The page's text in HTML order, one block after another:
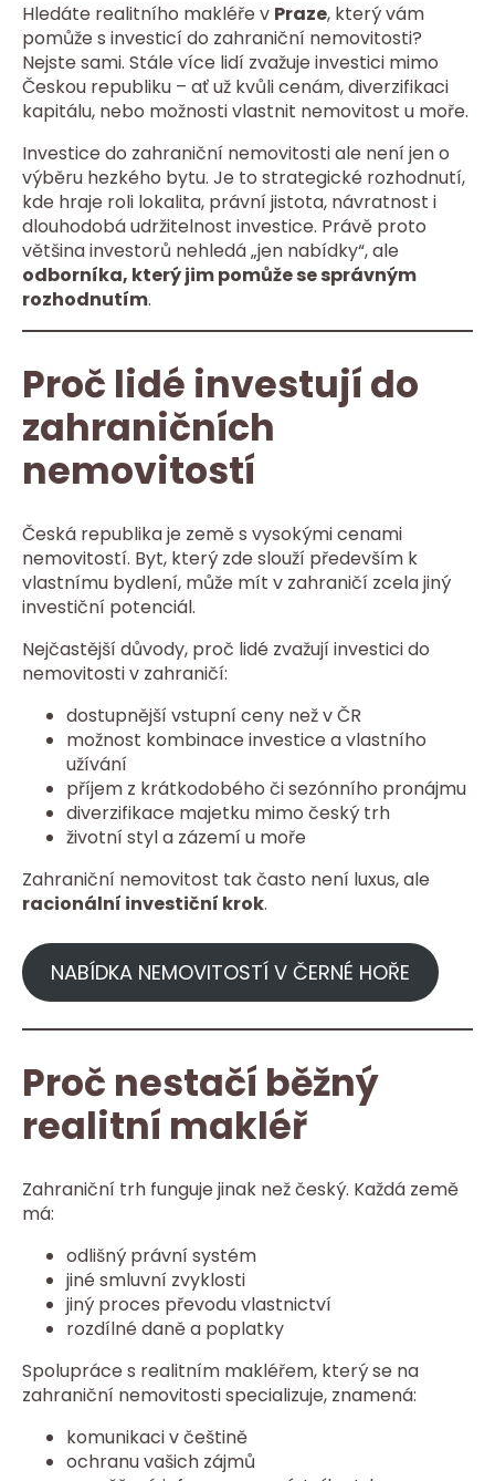
Hledáte realitního makléře v Praze, který vám
pomůže s investicí do zahraniční nemovitosti?
Nejste sami. Stále více lidí zvažuje investici mimo
Českou republiku – ať už kvůli cenám, diverzifikaci
kapitálu, nebo možnosti vlastnit nemovitost u moře.
Investice do zahraniční nemovitosti ale není jen o
výběru hezkého bytu. Je to strategické rozhodnutí,
kde hraje roli lokalita, právní jistota, návratnost i
dlouhodobá udržitelnost investice. Právě proto
většina investorů nehledá „jen nabídky“, ale
odborníka, který jim pomůže se správným
rozhodnutím.
Proč lidé investují do
zahraničních
nemovitostí
Česká republika je země s vysokými cenami
nemovitostí. Byt, který zde slouží především k
vlastnímu bydlení, může mít v zahraničí zcela jiný
investiční potenciál.
Nejčastější důvody, proč lidé zvažují investici do
nemovitosti v zahraničí:
dostupnější vstupní ceny než v ČR
možnost kombinace investice a vlastního
užívání
příjem z krátkodobého či sezónního pronájmu
diverzifikace majetku mimo český trh
životní styl a zázemí u moře
Zahraniční nemovitost tak často není luxus, ale
racionální investiční krok.
NABÍDKA NEMOVITOSTÍ V ČERNÉ HOŘE
Proč nestačí běžný
realitní makléř
Zahraniční trh funguje jinak než český. Každá země
má:
odlišný právní systém
jiné smluvní zvyklosti
jiný proces převodu vlastnictví
rozdílné daně a poplatky
Spolupráce s realitním makléřem, který se na
zahraniční nemovitosti specializuje, znamená:
komunikaci v češtině
ochranu vašich zájmů